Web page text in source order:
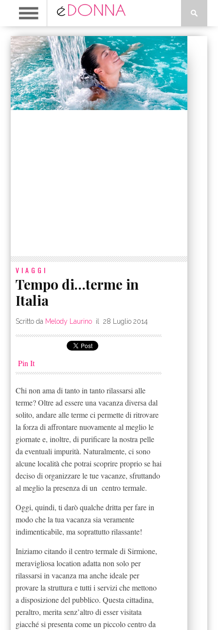
VIAGGI
Tempo di…terme in
Italia
Scritto da Melody Laurino il28 Luglio 2014
Pin It
Chi non ama di tanto in tanto rilassarsi alle
terme? Oltre ad essere una vacanza diversa dal
solito, andare alle terme ci permette di ritrovare
la forza di affrontare nuovamente al meglio le
giornate e, inoltre, di purificare la nostra pelle
da eventuali impurità. Naturalmente, ci sono
alcune località che potrai scoprire proprio se hai
deciso di organizzare le tue vacanze, sfruttando
al meglio la presenza di un centro termale.
Oggi, quindi, ti darò qualche dritta per fare in
modo che la tua vacanza sia veramente
indimenticabile, ma soprattutto rilassante!
Iniziamo citando il centro termale di Sirmione,
meravigliosa location adatta non solo per
rilassarsi in vacanza ma anche ideale per
provare la struttura e tutti i servizi che mettono
a disposizione del pubblico. Questa cittadina,
peraltro, merita senz’altro di esser visitata
giacché si presenta come un piccolo centro da